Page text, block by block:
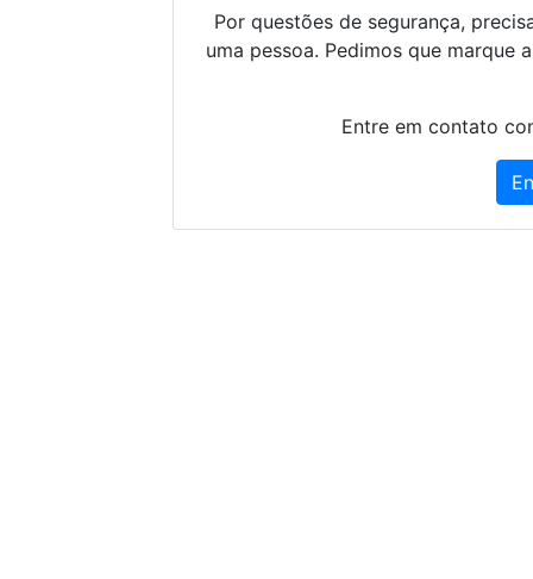
Por questões de segurança,
uma pessoa. Pedimos que marque
Entre em contato